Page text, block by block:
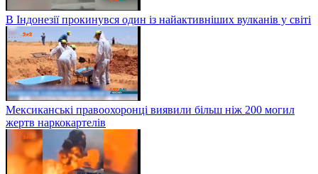
В Індонезії прокинувся один із найактивніших вулканів у світі
Мексиканські правоохоронці виявили більш ніж 200 могил
жертв наркокартелів